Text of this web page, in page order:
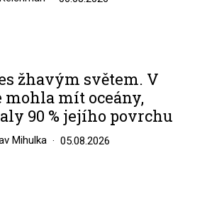
žhavým světem. V
mít oceány,
90 % jejího povrchu
Mihulka 05.08.2026